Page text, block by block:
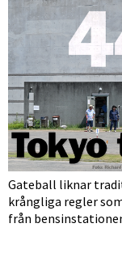
Gateball liknar
krångliga regler
från